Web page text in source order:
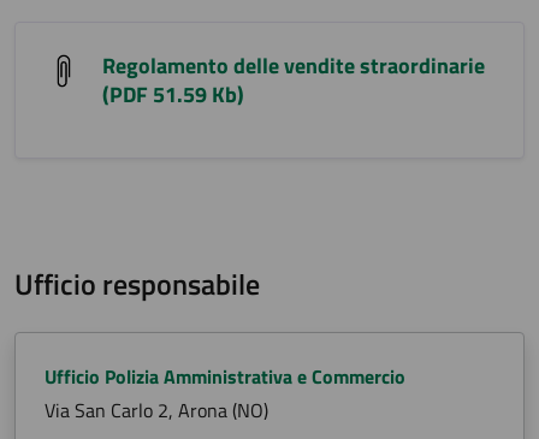
Regolamento delle vendite straordinarie
(PDF 51.59 Kb)
Ufficio responsabile
Ufficio Polizia Amministrativa e Commercio
Via San Carlo 2, Arona (NO)